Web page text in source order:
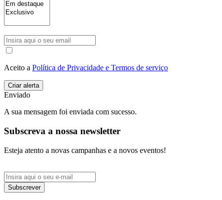
Aceito a Política de Privacidade e Termos de serviço
Enviado
A sua mensagem foi enviada com sucesso.
Subscreva a nossa newsletter
Esteja atento a novas campanhas e a novos eventos!